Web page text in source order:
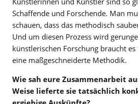
Schaffende und Forschende. Man
schauen, dass das methodisch
Und um diesen Prozess wird
künstlerischen Forschung braucht
eine maßgeschneiderte Methodik.
Wie sah eure Zusammenarbeit
Weise lieferte sie tatsächlich